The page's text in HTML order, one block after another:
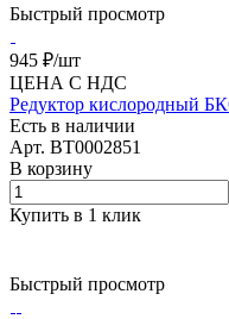
Быстрый просмотр
945 ₽/шт
ЦЕНА С НДС
Редуктор кислородный
Есть в наличии
Арт. BT0002851
В корзину
Купить в 1 клик
Быстрый просмотр